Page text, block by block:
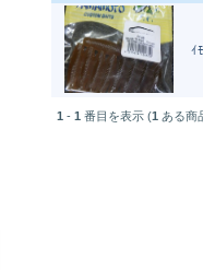
ｲ
1 - 1 番目を表示 (1 ある商